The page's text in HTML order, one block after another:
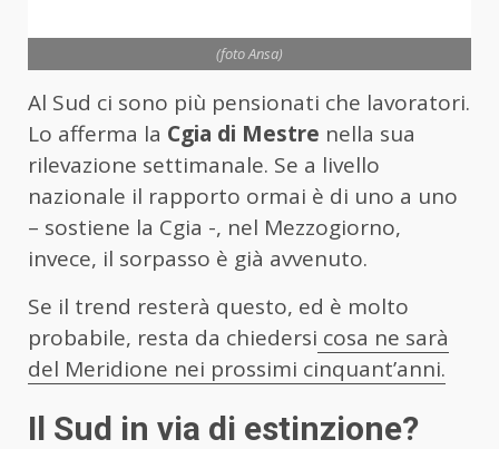
(foto Ansa)
Al Sud ci sono più pensionati che lavoratori.
Lo afferma la Cgia di Mestre nella sua
rilevazione settimanale. Se a livello
nazionale il rapporto ormai è di uno a uno
– sostiene la Cgia -, nel Mezzogiorno,
invece, il sorpasso è già avvenuto.
Se il trend resterà questo, ed è molto
probabile, resta da chiedersi cosa ne sarà
del Meridione nei prossimi cinquant’anni.
Il Sud in via di estinzione?